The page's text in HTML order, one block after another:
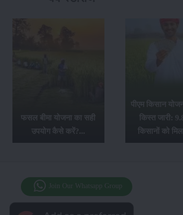
फसल बीमा योजना का सही
उपयोग कैसे करें?...
पीएम किसान
किस्त जारी:
किसानों को
Join Our Whatsapp Group